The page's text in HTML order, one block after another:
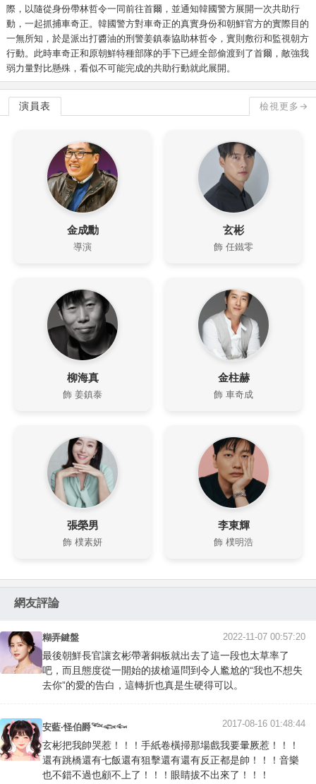
際，以隨從身份帶林哲令一同前往首爾，並通知韓國警方展開一次共助行
動，一起抓捕車奇正。韓國警方對車奇正的真實身份和朝鮮官方的實際目的
一無所知，於是派出打醬油的刑警姜鎮泰協助林哲令，實則敷衍和監視朝方
行動。此時車奇正和原朝鮮特種部隊的手下已經全部偷渡到了首爾，敵強我
弱力量對比懸殊，看似不可能完成的共助行動就此展開。
演員表 檢視更多→
金成勳
導演
玄彬
飾 任鐵零
柳海真
飾 姜鎮泰
金柱赫
飾 車奇成
張榮男
飾 樸素妍
李東輝
飾 樸明浩
網友評論
糊弄鍵盤 2022-11-07 00:57:20
最後朝鮮長官讓玄彬帶著銅板就出去了這一段也太草率了
吧，而且態度從一開始的拔槍逼問到令人尷尬的“我也不想失
去你”的愛的告白，這轉折也真是生硬得可以。
安藍·怪伯爵𓆝𓆟𓆜 2017-08-16 01:48:44
玄彬把我帥哭惹！！！手紙卷橫掃那場戲我要暈厥惹！！！
還有跳橋還有七飯還有狙擊還有還有反正都是帥！！！音樂
也不錯不過也顧不上了！！！眼睛拔不出來了！！！